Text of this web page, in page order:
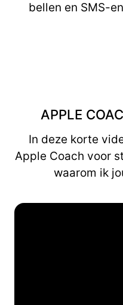
bellen en SMS-
APPLE
In deze korte
Apple Coach voor
waarom ik